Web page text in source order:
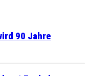
90 Jahre